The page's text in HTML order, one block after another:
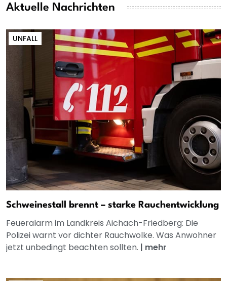
Aktuelle Nachrichten
UNFALL
Schweinestall brennt – starke Rauchentwicklung
Feueralarm im Landkreis Aichach-Friedberg: Die
Polizei warnt vor dichter Rauchwolke. Was Anwohner
jetzt unbedingt beachten sollten. | mehr